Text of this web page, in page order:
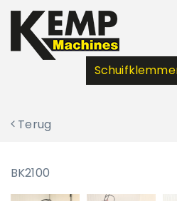
Terug
BK2100